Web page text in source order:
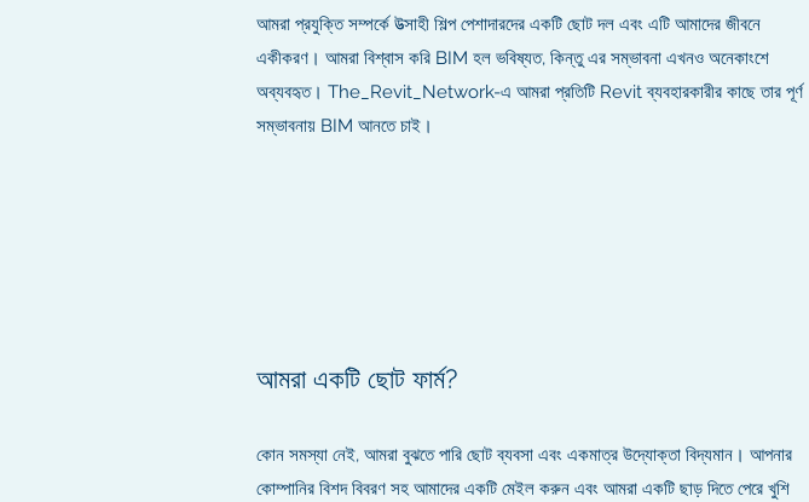
আমরা প্রযুক্তি সম্পর্কে উত্সাহী শিল্প পেশাদারদের একটি ছোট দল এবং এটি আমাদের জীবনে
একীকরণ। আমরা বিশ্বাস করি BIM হল ভবিষ্যত, কিন্তু এর সম্ভাবনা এখনও অনেকাংশে
অব্যবহৃত। The_Revit_Network-এ আমরা প্রতিটি Revit ব্যবহারকারীর কাছে তার পূর্ণ
সম্ভাবনায় BIM আনতে চাই।
আমরা একটি ছোট ফার্ম?
কোন সমস্যা নেই, আমরা বুঝতে পারি ছোট ব্যবসা এবং একমাত্র উদ্যোক্তা বিদ্যমান। আপনার
কোম্পানির বিশদ বিবরণ সহ আমাদের একটি মেইল করুন এবং আমরা একটি ছাড় দিতে পেরে খুশি